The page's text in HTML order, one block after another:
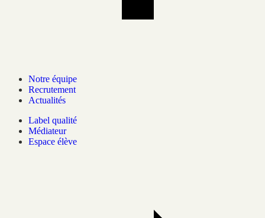
Notre équipe
Recrutement
Actualités
Label qualité
Médiateur
Espace élève